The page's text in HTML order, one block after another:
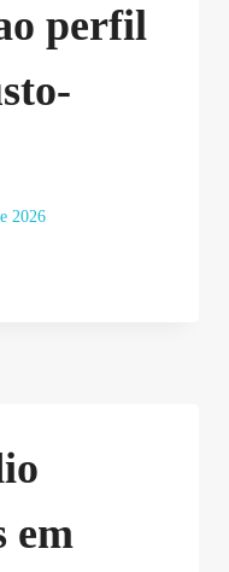
perfil
2026
em